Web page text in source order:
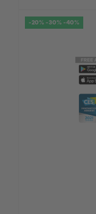
-20% -30% -40%